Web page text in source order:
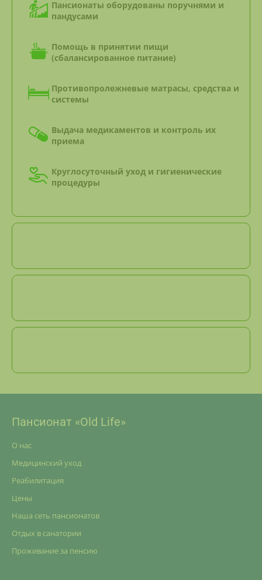
Пансионаты оборудованы поручнями и
пандусами
Помощь в принятии пищи
(сбалансированное питание)
Противопролежневые матрасы, средства и
системы
Выдача медикаментов и контроль их
приема
Круглосуточный уход и гигиенические
процедуры
Пансионат «Old Life»
О нас
Медицинский уход
Реабилитация
Цены
Наша сеть пансионатов
Отдых в санатории
Проживание за пенсию